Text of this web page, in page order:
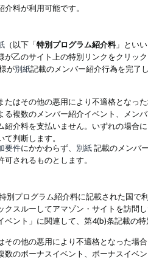
料が利用可能です。
（以下「特別プログラム紹介料」とい
が乙のサイト上の特別リンクをクリッ
が別紙記載のメンバー紹介行為を完了
たはその他の悪用により不適格となっ
る複数のメンバー紹介イベント、メン
紹介料を支払いません。いずれの場合
判断します。
要件にかかわらず、 別紙記載のメンバ
されるものとします。
別プログラム紹介料に記載された国で
クスルーしてアマゾン・サイトを訪問
ベント」に関連して、第4(b)条記載の
その他の悪用により不適格となった場
数のボーナスイベント、ボーナスイベ